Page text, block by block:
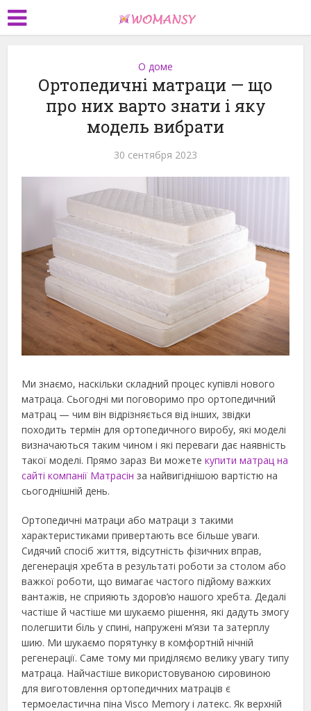
О доме
Ортопедичні матраци — що
про них варто знати і яку
модель вибрати
30 сентября 2023
Ми знаємо, наскільки складний процес купівлі нового
матраца. Сьогодні ми поговоримо про ортопедичний
матрац — чим він відрізняється від інших, звідки
походить термін для ортопедичного виробу, які моделі
визначаються таким чином і які переваги дає наявність
такої моделі. Прямо зараз Ви можетекупити матрац на
сайті компанії Матрасін за найвигіднішою вартістю на
сьогоднішній день.
Ортопедичні матраци або матраци з такими
характеристиками привертають все більше уваги.
Сидячий спосіб життя, відсутність фізичних вправ,
дегенерація хребта в результаті роботи за столом або
важкої роботи, що вимагає частого підйому важких
вантажів, не сприяють здоров’ю нашого хребта. Дедалі
частіше й частіше ми шукаємо рішення, які дадуть змогу
полегшити біль у спині, напружені м’язи та затерплу
шию. Ми шукаємо порятунку в комфортній нічній
регенерації. Саме тому ми приділяємо велику увагу типу
матраца. Найчастіше використовуваною сировиною
для виготовлення ортопедичних матраців є
термоеластична піна Visco Memory і латекс. Як верхній